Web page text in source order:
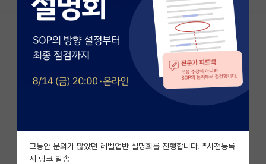
커뮤니티
커뮤니티 홈
전체글보기
베스트 게시판
자유 게시판(아무개랩)
미국 유학 게시판
그동안 문의가 많았던 레벨업반 설명회를 진행합니다. *사전등록
시 링크 발송